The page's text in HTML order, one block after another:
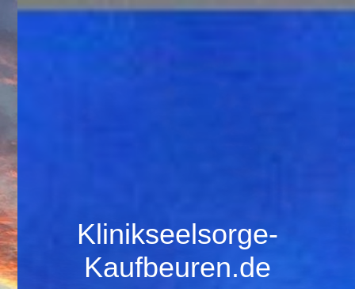
Klinikseelsorge-
Kaufbeuren.de